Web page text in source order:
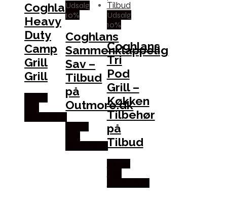
Coghlans
Heavy
Duty
Camp
Grill
Grill
Udsalg
10%
Coghlans
Sammenklappelig
Sav –
Tilbud
på
Outmore.dk
Outmore.dk
Udsalg
10%
Coghlans
Tri
Pod
Grill –
Køkken
Tilbehør
på
Tilbud